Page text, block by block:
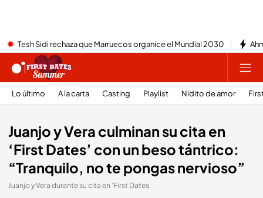
Tesh Sidi rechaza que Marruecos organice el Mundial 2030
Lo último A la carta Casting Playlist Nidito de amor
Juanjo y Vera culminan su cita en
‘First Dates’ con un beso tántrico:
“Tranquilo, no te pongas nervioso”
Juanjo y Vera durante su cita en 'First Dates'